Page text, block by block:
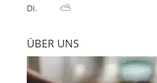
Di.
⛅
ÜBER UNS